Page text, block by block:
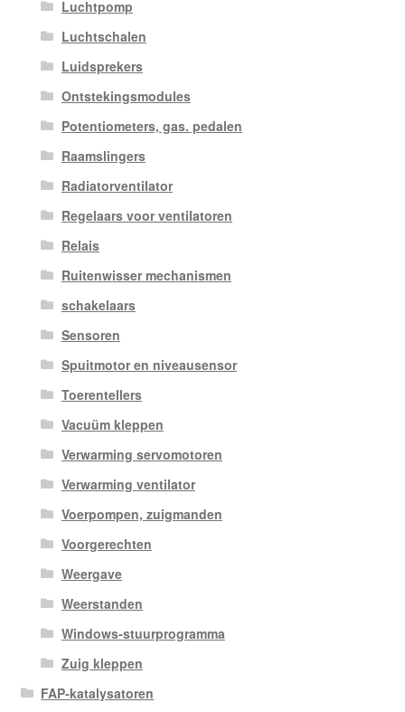
Luchtpomp
Luchtschalen
Luidsprekers
Ontstekingsmodules
Potentiometers, gas. pedalen
Raamslingers
Radiatorventilator
Regelaars voor ventilatoren
Relais
Ruitenwisser mechanismen
schakelaars
Sensoren
Spuitmotor en niveausensor
Toerentellers
Vacuüm kleppen
Verwarming servomotoren
Verwarming ventilator
Voerpompen, zuigmanden
Voorgerechten
Weergave
Weerstanden
Windows-stuurprogramma
Zuig kleppen
FAP-katalysatoren